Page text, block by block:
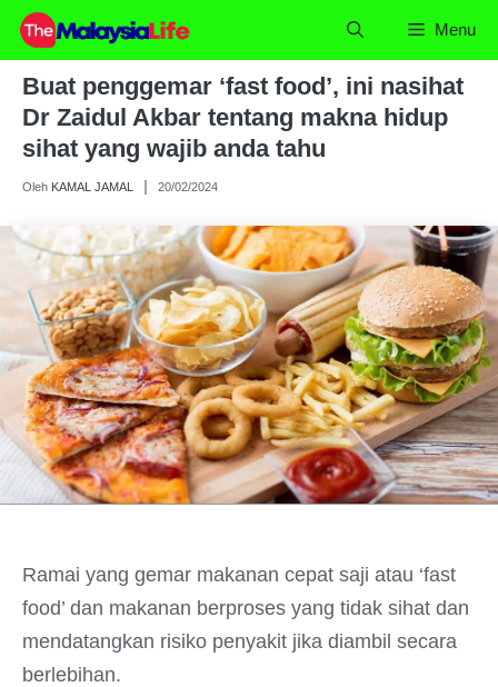
Skip
content
Menu
Buat penggemar ‘fast food’, ini nasihat
Dr Zaidul Akbar tentang makna hidup
sihat yang wajib anda tahu
Oleh KAMAL JAMAL 20/02/2024
Ramai yang gemar makanan cepat saji atau ‘fast
food’ dan makanan berproses yang tidak sihat dan
mendatangkan risiko penyakit jika diambil secara
berlebihan.